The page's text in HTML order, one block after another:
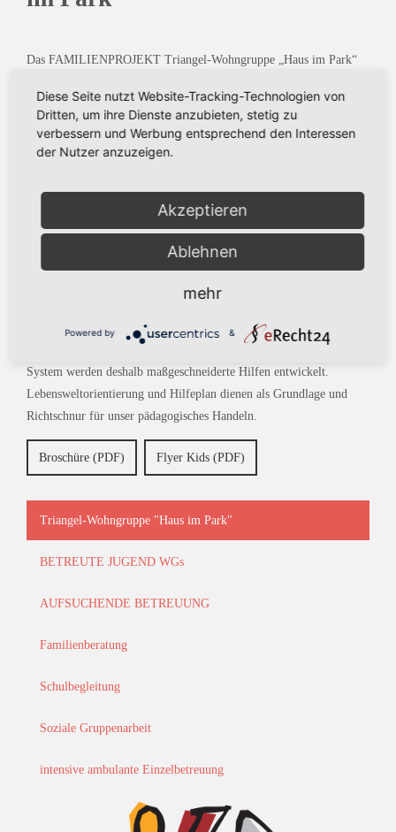
Das FAMILIENPROJEKT Triangel-Wohngruppe „Haus im Park“
um eine elternaktivierende, systemische, interaktionstherapeutische
8er Wohngruppe mit „Trainingswohnen“.
Neue Erfahrungen bringen neue Vorstellungen hervor. Wir geben
Erfahrungen werden neue Handlungsmöglichkeiten erwachsen.
Der systemische Ansatz steht im Mittelpunkt unserer Grundhaltung
in der Arbeit mit Familien, Kindern und Jugendlichen. Lebenswelt-
Grundgedanken, mit jedem Kind und Jugendlichen - Familie
System werden deshalb maßgeschneiderte Hilfen entwickelt.
Lebensweltorientierung und Hilfeplan dienen als Grundlage und
Richtschnur für unser pädagogisches Handeln.
Broschüre (PDF) Flyer Kids (PDF)
Triangel-Wohngruppe "Haus im Park"
BETREUTE JUGEND WGs
AUFSUCHENDE BETREUUNG
Familienberatung
Schulbegleitung
Soziale Gruppenarbeit
intensive ambulante Einzelbetreuung
Diese Seite nutzt Website-Tracking-Technologien von
Dritten, um ihre Dienste anzubieten, stetig zu
verbessern und Werbung entsprechend den Interessen
der Nutzer anzuzeigen.
Akzeptieren
Ablehnen
mehr
Powered by &